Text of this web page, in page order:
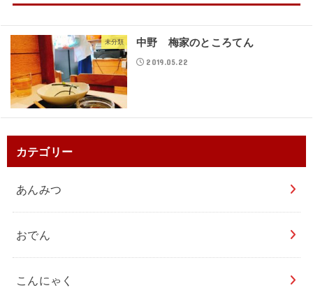
未分類 中野 梅家のところてん
2019.05.22
カテゴリー
あんみつ
おでん
こんにゃく